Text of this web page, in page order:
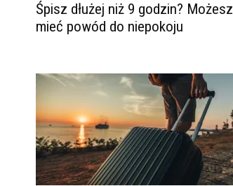
Śpisz dłużej niż 9 godzin? Możesz
mieć powód do niepokoju